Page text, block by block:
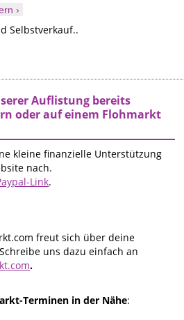
›
Selbstverkauf..
Auflistung bereits
oder auf einem Flohmarkt
kleine finanzielle Unterstützung
nach.
Link.
freut sich über deine
uns dazu einfach an
.
Terminen in der Nähe: